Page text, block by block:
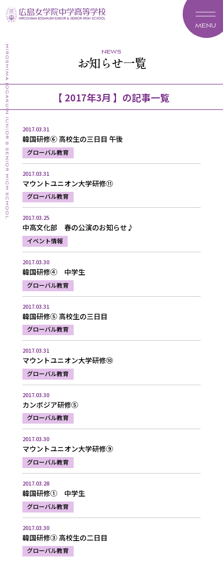
MENU
news
お知らせ一覧
【 2017年3月 】の記事一覧
2017.03.31
韓国研修⑥ 高校生の三日目 午後
グローバル教育
2017.03.31
マウントユニオン大学研修⑪
グローバル教育
2017.03.25
中高文化部 春の公演のお知らせ♪
イベント情報
2017.03.30
韓国研修④ 中学生
グローバル教育
2017.03.31
韓国研修⑤ 高校生の三日目
グローバル教育
2017.03.31
マウントユニオン大学研修⑩
グローバル教育
2017.03.30
カンボジア研修⑤
グローバル教育
2017.03.30
マウントユニオン大学研修⑨
グローバル教育
2017.03.28
韓国研修① 中学生
グローバル教育
2017.03.30
韓国研修③ 高校生の二日目
グローバル教育